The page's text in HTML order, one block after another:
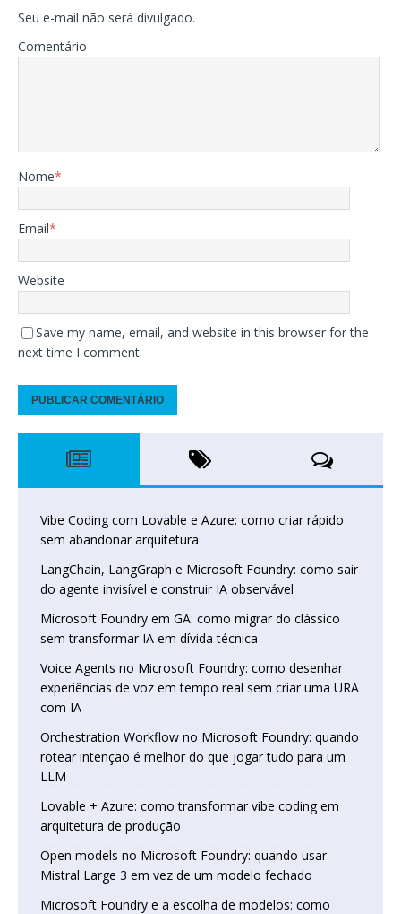
Seu e-mail não será divulgado.
Comentário
Nome*
Email*
Website
Save my name, email, and website in this browser for the
next time I comment.
Vibe Coding com Lovable e Azure: como criar rápido
sem abandonar arquitetura
LangChain, LangGraph e Microsoft Foundry: como sair
do agente invisível e construir IA observável
Microsoft Foundry em GA: como migrar do clássico
sem transformar IA em dívida técnica
Voice Agents no Microsoft Foundry: como desenhar
experiências de voz em tempo real sem criar uma URA
com IA
Orchestration Workflow no Microsoft Foundry: quando
rotear intenção é melhor do que jogar tudo para um
LLM
Lovable + Azure: como transformar vibe coding em
arquitetura de produção
Open models no Microsoft Foundry: quando usar
Mistral Large 3 em vez de um modelo fechado
Microsoft Foundry e a escolha de modelos: como